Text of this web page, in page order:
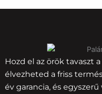
Hozd el az örök tavaszt
élvezheted a friss
év garancia, és